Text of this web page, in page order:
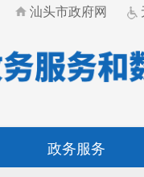
汕头市政府网
政务服务